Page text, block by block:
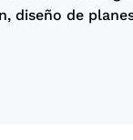
de